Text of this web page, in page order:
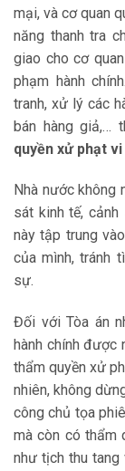
mại, và cơ quan
năng thanh tra
giao cho cơ
phạm hành
tranh, xử lý các
bán hàng giả,…
quyền xử phạt
Nhà nước không
sát kinh tế,
này tập trung
của mình, tránh
sự.
Đối với Tòa án
hành chính được
thẩm quyền xử
nhiên, không
công chủ tọa
mà còn có thẩm
như tịch thu